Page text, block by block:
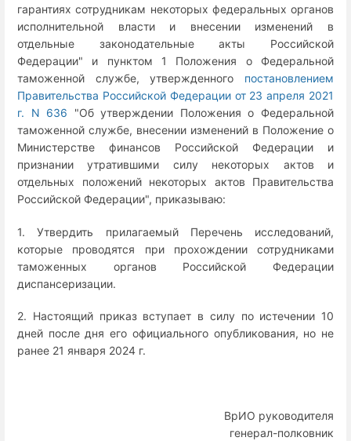
гарантиях сотрудникам некоторых федеральных органов
исполнительной власти и внесении изменений в
отдельные законодательные акты Российской
Федерации" и пунктом 1 Положения о Федеральной
таможенной службе, утвержденного постановлением
Правительства Российской Федерации от 23 апреля 2021
г. N 636 "Об утверждении Положения о Федеральной
таможенной службе, внесении изменений в Положение о
Министерстве финансов Российской Федерации и
признании утратившими силу некоторых актов и
отдельных положений некоторых актов Правительства
Российской Федерации", приказываю:
1. Утвердить прилагаемый Перечень исследований,
которые проводятся при прохождении сотрудниками
таможенных органов Российской Федерации
диспансеризации.
2. Настоящий приказ вступает в силу по истечении 10
дней после дня его официального опубликования, но не
ранее 21 января 2024 г.
ВрИО руководителя
генерал-полковник